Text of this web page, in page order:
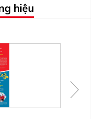
hiệu